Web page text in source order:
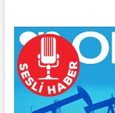
hızla
artıyor…